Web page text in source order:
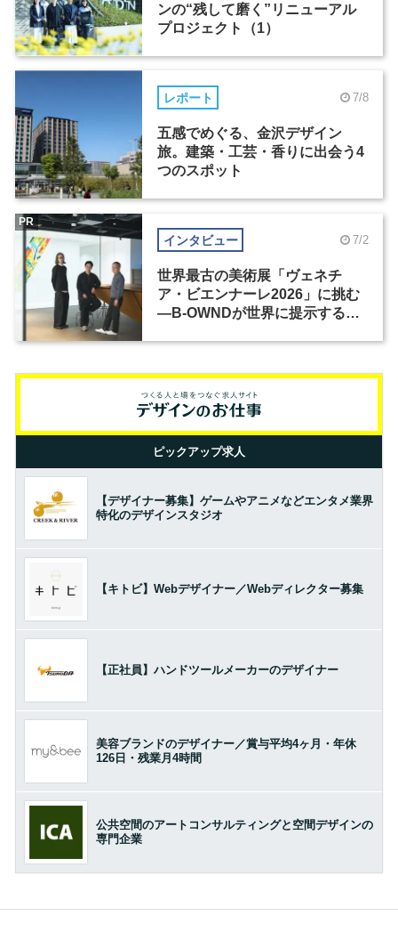
ンの“残して磨く”リニューアル
プロジェクト（1）
レポート 7/8
五感でめぐる、金沢デザイン
旅。建築・工芸・香りに出会う4
つのスポット
インタビュー 7/2
世界最古の美術展「ヴェネチ
ア・ビエンナーレ2026」に挑む
―B-OWNDが世界に提示する美
PR
ピックアップ求人
【デザイナー募集】ゲームやアニメなどエンタメ業界
特化のデザインスタジオ
【キトビ】Webデザイナー／Webディレクター募集
【正社員】ハンドツールメーカーのデザイナー
美容ブランドのデザイナー／賞与平均4ヶ月・年休
126日・残業月4時間
公共空間のアートコンサルティングと空間デザインの
専門企業